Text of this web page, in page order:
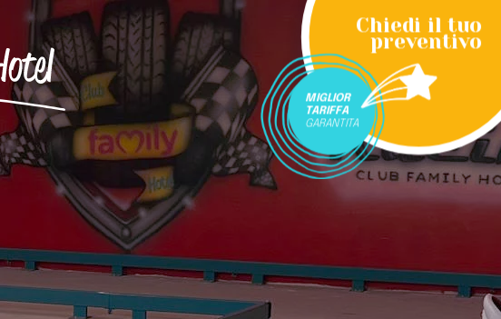
Chiedi il tuo
preventivo
MIGLIOR
TARIFFA
GARANTITA